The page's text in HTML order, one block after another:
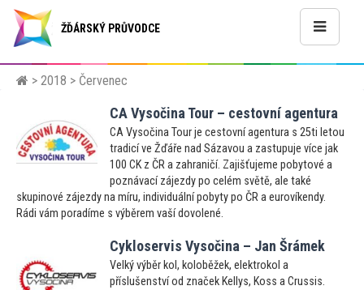
ŽĎÁRSKÝ PRŮVODCE
> 2018 > Červenec
CA Vysočina Tour – cestovní agentura
CA Vysočina Tour je cestovní agentura s 25ti letou
tradicí ve Žďáře nad Sázavou a zastupuje více jak
100 CK z ČR a zahraničí. Zajišťujeme pobytové a
poznávací zájezdy po celém světě, ale také
skupinové zájezdy na míru, individuální pobyty po ČR a eurovíkendy.
Rádi vám poradíme s výběrem vaší dovolené.
Cykloservis Vysočina – Jan Šrámek
Velký výběr kol, koloběžek, elektrokol a
příslušenství od značek Kellys, Koss a Crussis.